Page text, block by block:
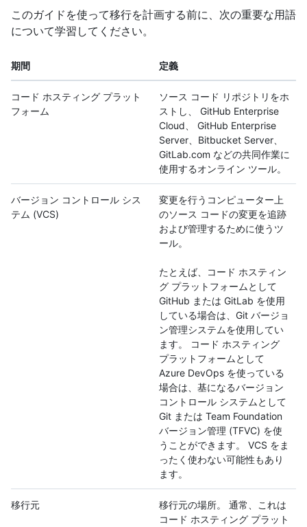
このガイドを使って移行を計画する前に、次の重要な用語
について学習してください。
期間 定義
コード ホスティング プラット
フォーム
ソース コード リポジトリをホ
ストし、 GitHub Enterprise
Cloud、 GitHub Enterprise
Server、Bitbucket Server、
GitLab.com などの共同作業に
使用するオンライン ツール。
バージョン コントロール シス
テム (VCS)
変更を行うコンピューター上
のソース コードの変更を追跡
および管理するために使うツ
ール。
たとえば、コード ホスティン
グ プラットフォームとして
GitHub または GitLab を使用
している場合は、Git バージョ
ン管理システムを使用してい
ます。 コード ホスティング
プラットフォームとして
Azure DevOps を使っている
場合は、基になるバージョン
コントロール システムとして
Git または Team Foundation
バージョン管理 (TFVC) を使
うことができます。 VCS をま
ったく使わない可能性もあり
ます。
移行元
移行元の場所。 通常、これは
コード ホスティング プラット